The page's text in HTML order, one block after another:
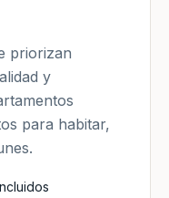
priorizan
y
para habitar,